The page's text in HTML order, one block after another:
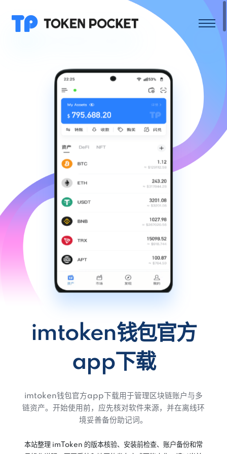
imtoken钱包官方
app下载
imtoken钱包官方app下载用于管理区块链账户与多
链资产。开始使用前，应先核对软件来源，并在离线环
境妥善备份助记词。
本站整理 imToken 的版本核验、安装前检查、账户备份和常